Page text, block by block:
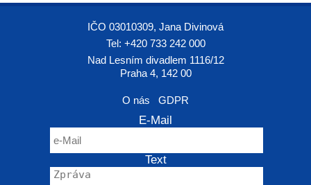
IČO 03010309, Jana Divinová
Tel: +420 733 242 000
Nad Lesním divadlem 1116/12
Praha 4, 142 00
O nás GDPR
E-Mail
Text